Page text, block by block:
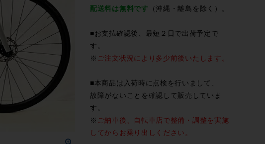
配送料は無料です （沖縄・離島を除く）。
■お支払確認後、最短２日で出荷予定で
す。
※ ご注文状況により多少前後いたします。
■本商品は入荷時に点検を行いまして、
故障がないことを確認して販売していま
す。
※ ご納車後、自転車店で整備・調整を実施
してからお乗り出しください。